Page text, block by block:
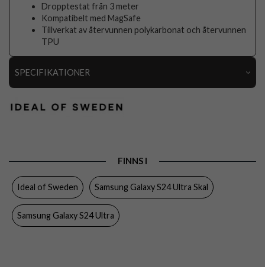
Dropptestat från 3 meter
Kompatibelt med MagSafe
Tillverkat av återvunnen polykarbonat och återvunnen
TPU
SPECIFIKATIONER
Egenskaper MagSafe-kompatibel
Material Hårdplast (PC), Mjukplast (TPU)
Varumärke
FINNS I
Ideal of Sweden Samsung Galaxy S24 Ultra Skal
Samsung Galaxy S24 Ultra